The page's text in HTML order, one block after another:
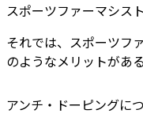
スポーツファーマシス
それでは、スポーツフ
のようなメリットがあ
アンチ・ドーピングに